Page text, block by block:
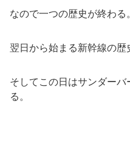
なので一つの歴史が終わる
翌日から始まる新幹線の歴
そしてこの日はサンダー
る。